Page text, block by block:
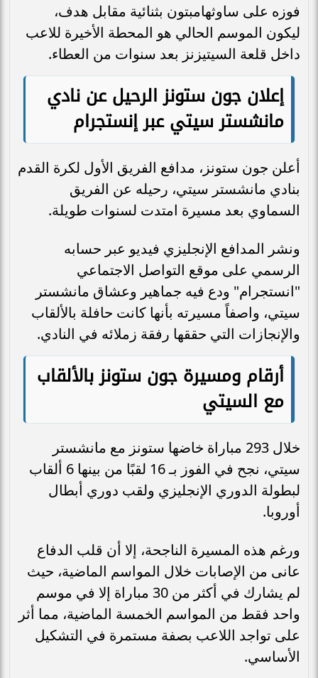
فوزه على ساوثهامبتون بثنائية مقابل هدف،
ليكون الموسم الحالي هو المحطة الأخيرة للاعب
داخل قلعة السيتيزنز بعد سنوات من العطاء.
إعلان جون ستونز الرحيل عن نادي
مانشستر سيتي عبر إنستجرام
أعلن جون ستونز، مدافع الفريق الأول لكرة القدم
بنادي مانشستر سيتي، رحيله عن الفريق
السماوي بعد مسيرة امتدت لسنوات طويلة.
ونشر المدافع الإنجليزي فيديو عبر حسابه
الرسمي على موقع التواصل الاجتماعي
"انستجرام" ودع فيه جماهير وعشاق مانشستر
سيتي، واصفاً مسيرته بأنها كانت حافلة بالألقاب
والإنجازات التي حققها رفقة زملائه في النادي.
أرقام ومسيرة جون ستونز بالألقاب
مع السيتي
خلال 293 مباراة خاضها ستونز مع مانشستر
سيتي، نجح في الفوز بـ 16 لقبًا من بينها 6 ألقاب
لبطولة الدوري الإنجليزي ولقب دوري أبطال
أوروبا.
ورغم هذه المسيرة الناجحة، إلا أن قلب الدفاع
عانى من الإصابات خلال المواسم الماضية، حيث
لم يشارك في أكثر من 30 مباراة إلا في موسم
واحد فقط من المواسم الخمسة الماضية، مما أثر
على تواجد اللاعب بصفة مستمرة في التشكيل
الأساسي.